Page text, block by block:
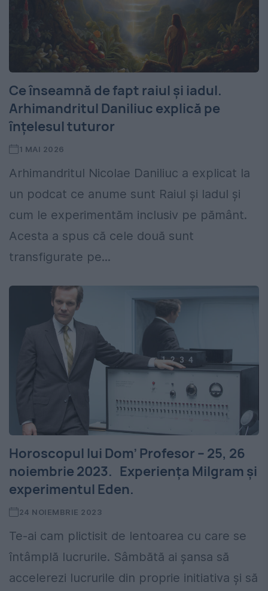
Ce înseamnă de fapt raiul și iadul.
Arhimandritul Daniliuc explică pe
înțelesul tuturor
1 MAI 2026
Arhimandritul Nicolae Daniliuc a explicat la
un podcat ce anume sunt Raiul și Iadul și
cum le experimentăm inclusiv pe pământ.
Acesta a spus că cele două sunt
transfigurate pe...
Horoscopul lui Dom’ Profesor – 25, 26
noiembrie 2023. Experiența Milgram și
experimentul Eden.
24 NOIEMBRIE 2023
Te-ai cam plictisit de lentoarea cu care se
întâmplă lucrurile. Sâmbătă ai şansa să
accelerezi lucrurile din proprie initiativa şi să